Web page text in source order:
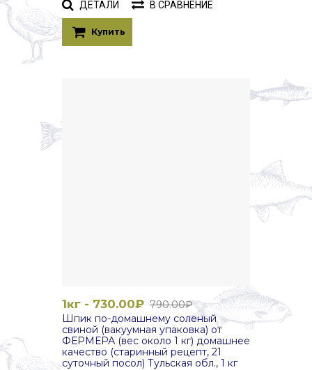
ДЕТАЛИ В СРАВНЕНИЕ
Купить
1кг - 730.00₽ 790.00₽
Шпик по-домашнему соленый
свиной (вакуумная упаковка) от
ФЕРМЕРА (вес около 1 кг) домашнее
качество (старинный рецепт, 21
суточный посол) Тульская обл., 1 кг